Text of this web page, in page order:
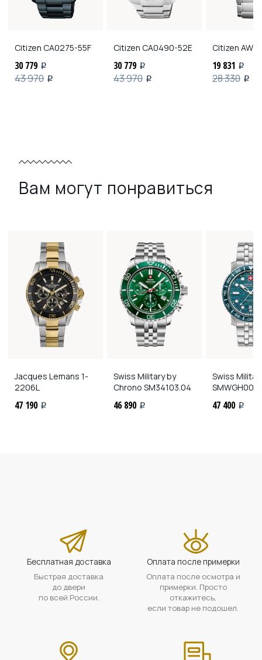
Citizen CA0275-55F
30 779 i
43 970 i
Citizen CA0490-52E
30 779 i
43 970 i
Citizen
19 831 i
28 330 i
Вам могут понравиться
Jacques Lemans 1-
2206L
47 190 i
Swiss Military by
Chrono SM34103.04
46 890 i
Swiss
47 400 i
Бесплатная доставка
Быстрая доставка
до двери
по всей России.
Оплата после примерки
Оплата после осмотра и
примерки. Просто
откажитесь,
если товар не подошел.